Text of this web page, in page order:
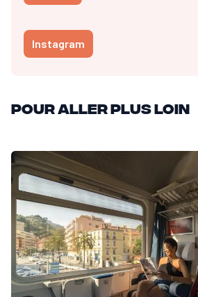
Instagram
Pour aller plus loin